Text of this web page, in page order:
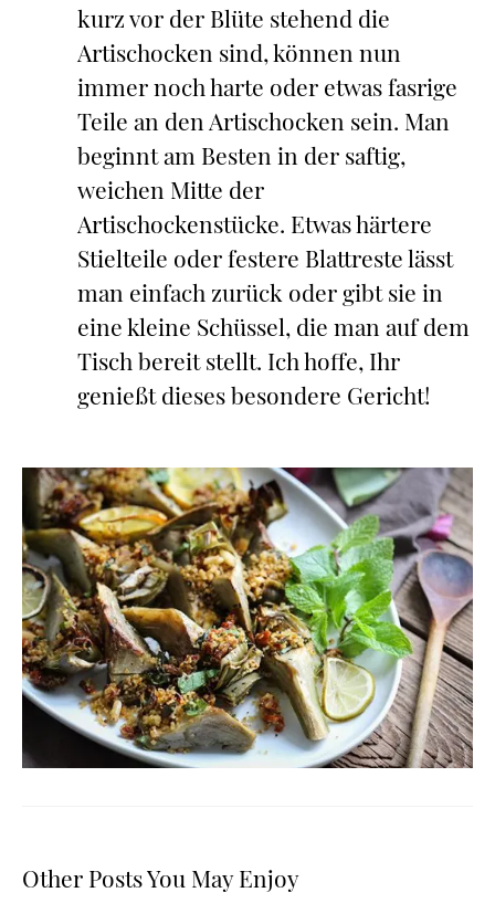
kurz vor der Blüte stehend die
Artischocken sind, können nun
immer noch harte oder etwas fasrige
Teile an den Artischocken sein. Man
beginnt am Besten in der saftig,
weichen Mitte der
Artischockenstücke. Etwas härtere
Stielteile oder festere Blattreste lässt
man einfach zurück oder gibt sie in
eine kleine Schüssel, die man auf dem
Tisch bereit stellt. Ich hoffe, Ihr
genießt dieses besondere Gericht!
Other Posts You May Enjoy